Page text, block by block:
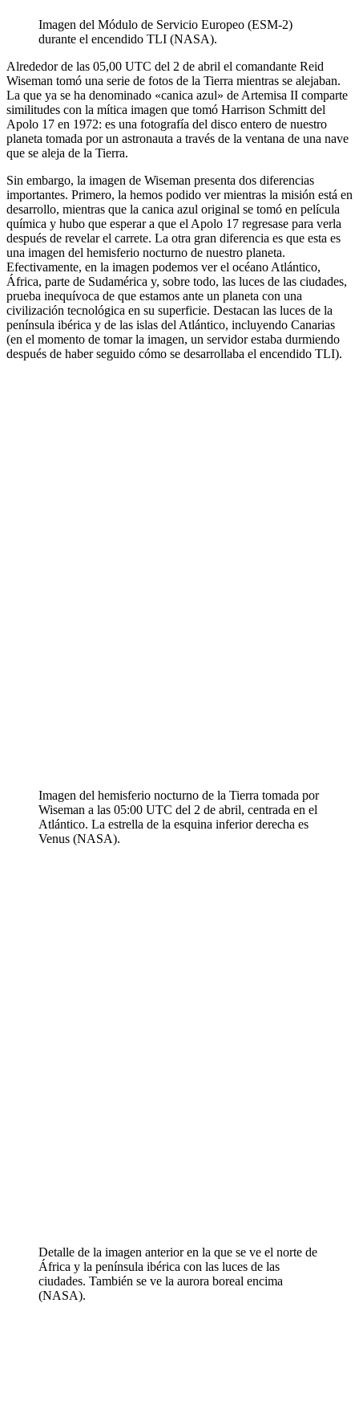
Imagen del Módulo de Servicio Europeo (ESM-2)
durante el encendido TLI (NASA).
Alrededor de las 05,00 UTC del 2 de abril el comandante Reid
Wiseman tomó una serie de fotos de la Tierra mientras se alejaban.
La que ya se ha denominado «canica azul» de Artemisa II comparte
similitudes con la mítica imagen que tomó Harrison Schmitt del
Apolo 17 en 1972: es una fotografía del disco entero de nuestro
planeta tomada por un astronauta a través de la ventana de una nave
que se aleja de la Tierra.
Sin embargo, la imagen de Wiseman presenta dos diferencias
importantes. Primero, la hemos podido ver mientras la misión está en
desarrollo, mientras que la canica azul original se tomó en película
química y hubo que esperar a que el Apolo 17 regresase para verla
después de revelar el carrete. La otra gran diferencia es que esta es
una imagen del hemisferio nocturno de nuestro planeta.
Efectivamente, en la imagen podemos ver el océano Atlántico,
África, parte de Sudamérica y, sobre todo, las luces de las ciudades,
prueba inequívoca de que estamos ante un planeta con una
civilización tecnológica en su superficie. Destacan las luces de la
península ibérica y de las islas del Atlántico, incluyendo Canarias
(en el momento de tomar la imagen, un servidor estaba durmiendo
después de haber seguido cómo se desarrollaba el encendido TLI).
Imagen del hemisferio nocturno de la Tierra tomada por
Wiseman a las 05:00 UTC del 2 de abril, centrada en el
Atlántico. La estrella de la esquina inferior derecha es
Venus (NASA).
Detalle de la imagen anterior en la que se ve el norte de
África y la península ibérica con las luces de las
ciudades. También se ve la aurora boreal encima
(NASA).